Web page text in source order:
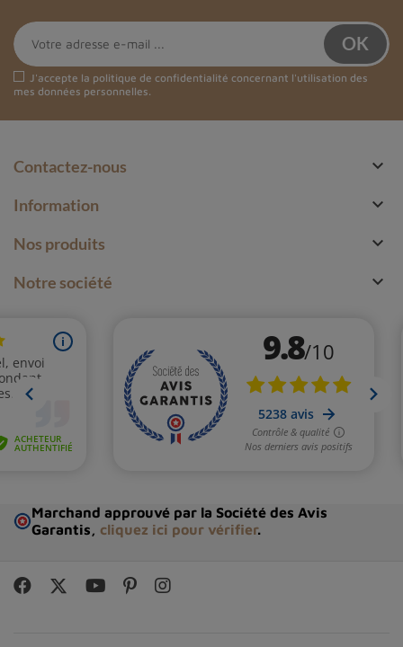
J'accepte la politique de confidentialité concernant l'utilisation des
mes données personnelles.
Contactez-nous 
Information 
Nos produits 
Notre société 
Marchand approuvé par la Société des Avis
Garantis, cliquez ici pour vérifier.